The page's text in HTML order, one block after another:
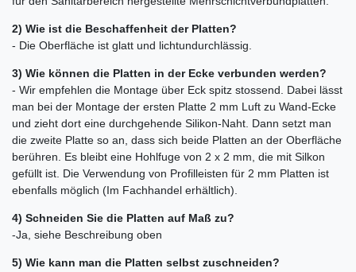
2) Wie ist die Beschaffenheit der Platten?
- Die Oberfläche ist glatt und lichtundurchlässig.
3) Wie können die Platten in der Ecke verbunden werden?
- Wir empfehlen die Montage über Eck spitz stossend. Dabei lässt
man bei der Montage der ersten Platte 2 mm Luft zu Wand-Ecke
und zieht dort eine durchgehende Silikon-Naht. Dann setzt man
die zweite Platte so an, dass sich beide Platten an der Oberfläche
berühren. Es bleibt eine Hohlfuge von 2 x 2 mm, die mit Silkon
gefüllt ist. Die Verwendung von Profilleisten für 2 mm Platten ist
ebenfalls möglich (Im Fachhandel erhältlich).
4) Schneiden Sie die Platten auf Maß zu?
-Ja, siehe Beschreibung oben
5) Wie kann man die Platten selbst zuschneiden?